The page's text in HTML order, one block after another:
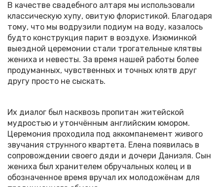
В качестве свадебного алтаря мы использовали
классическую хупу, овитую флористикой. Благодаря
тому, что мы водрузили подиум на воду, казалось
будто конструкция парит в воздухе. Изюминкой
выездной церемонии стали трогательные клятвы
жениха и невесты. За время нашей работы более
продуманных, чувственных и точных клятв друг
другу просто не сыскать.
Их диалог был насквозь пропитан житейской
мудростью и утончённым английским юмором.
Церемония проходила под аккомпанемент живого
звучания струнного квартета. Елена появилась в
сопровождении своего дяди и дочери Даниэля. Сын
жениха был хранителем обручальных колец и в
обозначенное время вручал их молодожёнам для